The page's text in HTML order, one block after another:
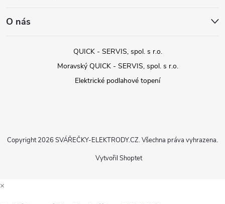
O nás
QUICK - SERVIS, spol. s r.o.
Moravský QUICK - SERVIS, spol. s r.o.
Elektrické podlahové topení
Vytvořil Shoptet
Copyright 2026 SVÁŘEČKY-ELEKTRODY.CZ. Všechna práva vyhrazena.
×